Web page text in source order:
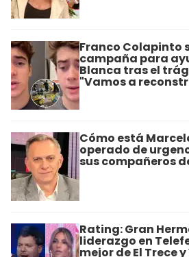
Franco Colapinto
campaña para
Blanca tras el
"Vamos a
Cómo está
operado de
sus compañeros
Rating: Gran
liderazgo en
mejor de El Trece